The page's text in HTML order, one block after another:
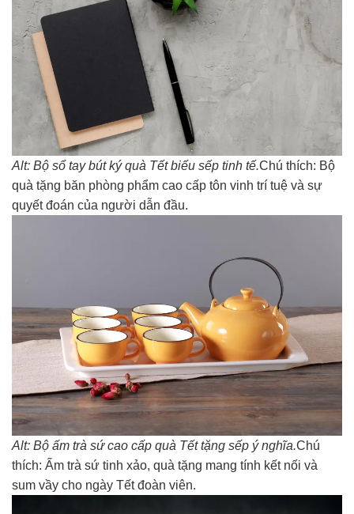
Alt: Bộ sổ tay bút ký quà Tết biếu sếp tinh tế.Chú thích: Bộ
quà tặng băn phòng phẩm cao cấp tôn vinh trí tuệ và sự
quyết đoán của người dẫn đầu.
Alt: Bộ ấm trà sứ cao cấp quà Tết tặng sếp ý nghĩa.Chú
thích: Ấm trà sứ tinh xảo, quà tặng mang tính kết nối và
sum vầy cho ngày Tết đoàn viên.